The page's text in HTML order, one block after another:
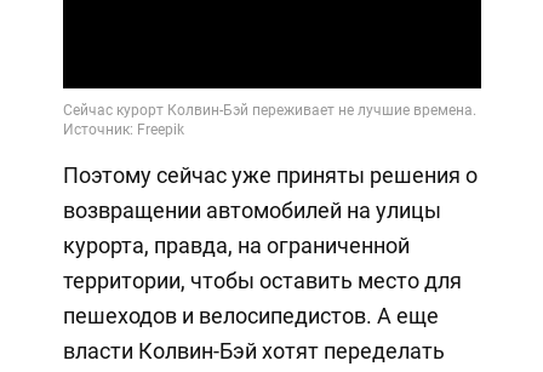
Поэтому сейчас уже приняты решения о
возвращении автомобилей на улицы
курорта, правда, на ограниченной
территории, чтобы оставить место для
пешеходов и велосипедистов. А еще
власти Колвин-Бэй хотят переделать